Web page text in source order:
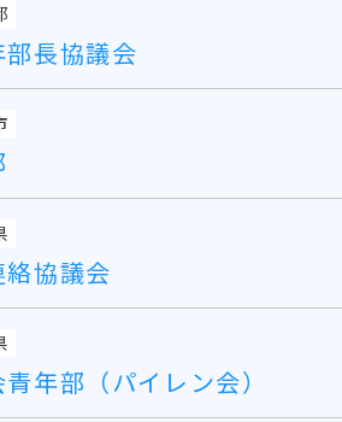
長協議会
協議会
年部（パイレン会）